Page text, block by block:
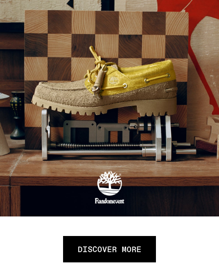
DISCOVER MORE